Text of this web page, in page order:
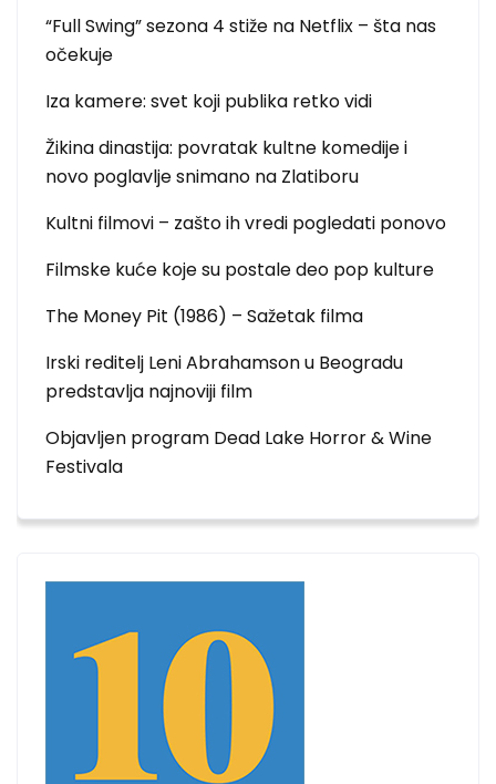
“Full Swing” sezona 4 stiže na Netflix – šta nas
očekuje
Iza kamere: svet koji publika retko vidi
Žikina dinastija: povratak kultne komedije i
novo poglavlje snimano na Zlatiboru
Kultni filmovi – zašto ih vredi pogledati ponovo
Filmske kuće koje su postale deo pop kulture
The Money Pit (1986) – Sažetak filma
Irski reditelj Leni Abrahamson u Beogradu
predstavlja najnoviji film
Objavljen program Dead Lake Horror & Wine
Festivala